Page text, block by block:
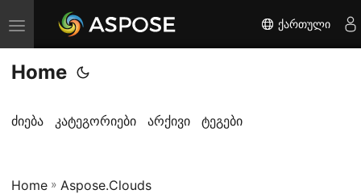
T
o
g
l
a
ქართული
Home
ძიება კატეგორიები არქივი ტეგები
Home » Aspose.Clouds